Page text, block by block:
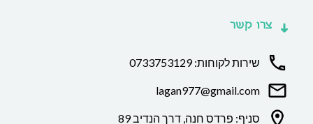
צרו קשר
שירות לקוחות: 0733753129
lagan977@gmail.com
סניף: פרדס חנה, דרך הנדיב 89